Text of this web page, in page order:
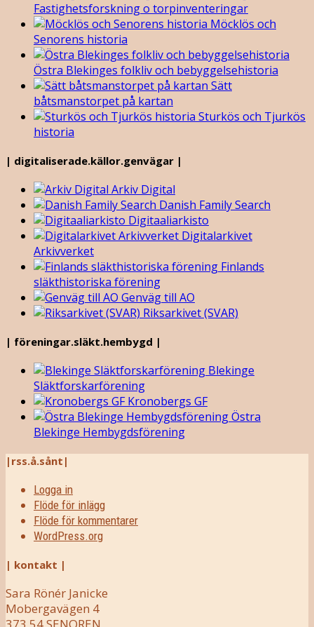
Fastighetsforskning o torpinventeringar
Möcklös och
Senorens historia
Östra Blekinges folkliv och bebyggelsehistoria
Sätt
båtsmanstorpet på kartan
Sturkös och Tjurkös
historia
| digitaliserade.källor.genvägar |
Arkiv Digital
Danish Family Search
Digitaaliarkisto
Digitalarkivet
Arkivverket
Finlands
släkthistoriska förening
Genväg till AO
Riksarkivet (SVAR)
| föreningar.släkt.hembygd |
Blekinge
Släktforskarförening
Kronobergs GF
Östra
Blekinge Hembygdsförening
|rss.å.sånt|
Logga in
Flöde för inlägg
Flöde för kommentarer
WordPress.org
| kontakt |
Sara Rönér Janicke
Mobergavägen 4
373 54 SENOREN